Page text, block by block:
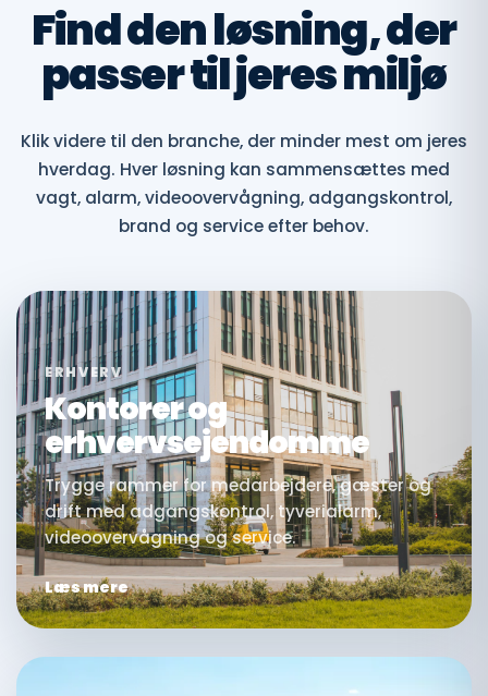
Find den løsning, der
passer til jeres miljø
Klik videre til den branche, der minder mest om jeres
hverdag. Hver løsning kan sammensættes med
vagt, alarm, videoovervågning, adgangskontrol,
brand og service efter behov.
ERHVERV
Kontorer og
erhvervsejendomme
Trygge rammer for medarbejdere, gæster og
drift med adgangskontrol, tyverialarm,
videoovervågning og service.
Læs mere